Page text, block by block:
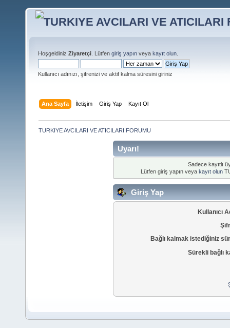
Hoşgeldiniz Ziyaretçi . Lütfen giriş yapın veya kayıt olun
Kullanıcı adınızı, şifrenizi ve aktif kalma süresini giriniz
Ana Sayfa İletişim Giriş Yap Kayıt Ol
TURKIYE AVCILARI VE ATICILARI FORUMU
Uyarı!
Sadece kayıtlı
Lütfen giriş yapın veya kayıt olun
Giriş Yap
Kullanıcı
Bağlı kalmak istediğiniz
Sürekli bağlı